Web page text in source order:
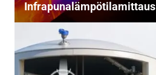
Infra­puna­lämpö­tila­mittaus